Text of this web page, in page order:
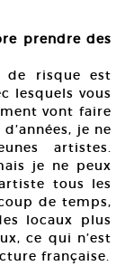
prendre des
de risque est
lesquels vous
vont faire
je ne
artistes.
je ne peux
tous les
de temps,
locaux plus
ce qui n’est
française.